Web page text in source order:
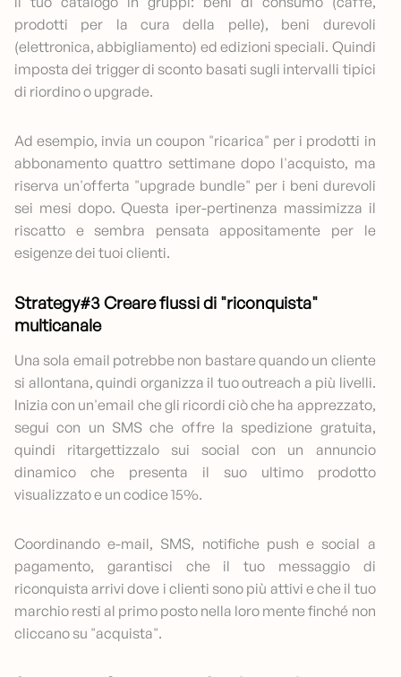
prodotti per la cura della pelle), beni durevoli
(elettronica, abbigliamento) ed edizioni speciali. Quindi
imposta dei trigger di sconto basati sugli intervalli tipici
di riordino o upgrade.
Ad esempio, invia un coupon "ricarica" per i prodotti in
abbonamento quattro settimane dopo l'acquisto, ma
riserva un'offerta "upgrade bundle" per i beni durevoli
sei mesi dopo. Questa iper-pertinenza massimizza il
riscatto e sembra pensata appositamente per le
esigenze dei tuoi clienti.
Strategy#3 Creare flussi di "riconquista"
multicanale
Una sola email potrebbe non bastare quando un cliente
si allontana, quindi organizza il tuo outreach a più livelli.
Inizia con un'email che gli ricordi ciò che ha apprezzato,
segui con un SMS che offre la spedizione gratuita,
quindi ritargettizzalo sui social con un annuncio
dinamico che presenta il suo ultimo prodotto
visualizzato e un codice 15%.
Coordinando e-mail, SMS, notifiche push e social a
pagamento, garantisci che il tuo messaggio di
riconquista arrivi dove i clienti sono più attivi e che il tuo
marchio resti al primo posto nella loro mente finché non
cliccano su "acquista".